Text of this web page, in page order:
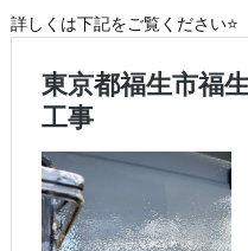
詳しくは下記をご覧ください⭐️